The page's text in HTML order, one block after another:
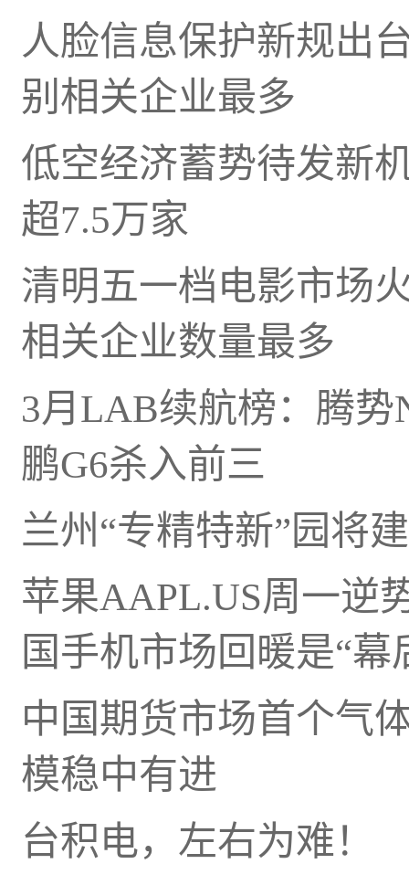
人脸信息保护新规出
别相关企业最多
低空经济蓄势待发新
超7.5万家
清明五一档电影市场
相关企业数量最多
3月LAB续航榜：腾
鹏G6杀入前三
兰州“专精特新”园将
苹果AAPL.US周一逆
国手机市场回暖是“幕
中国期货市场首个气
模稳中有进
台积电，左右为难！